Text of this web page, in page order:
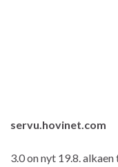
servu.hovinet.com
3.0 on nyt 19.8.